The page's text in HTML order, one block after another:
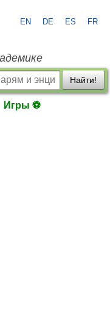
EN DE ES FR
Найти!
Игры ⚽